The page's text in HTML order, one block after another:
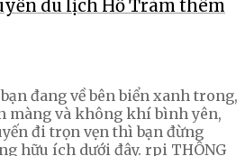
du lịch Hồ Tràm thêm
đang về bên biển xanh trong,
màng và không khí bình yên,
đi trọn vẹn thì bạn đừng
hữu ích dưới đây. rpi THÔNG